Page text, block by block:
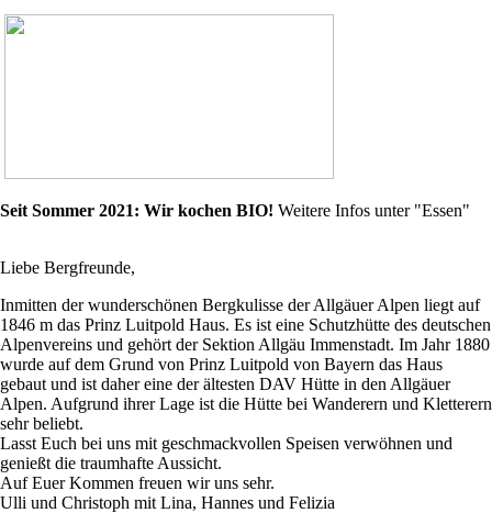
Seit Sommer 2021: Wir kochen BIO! Weitere Infos unter "Essen"
Liebe Bergfreunde,
Inmitten der wunderschönen Bergkulisse der Allgäuer Alpen liegt auf
1846 m das Prinz Luitpold Haus. Es ist eine Schutzhütte des deutschen
Alpenvereins und gehört der Sektion Allgäu Immenstadt. Im Jahr 1880
wurde auf dem Grund von Prinz Luitpold von Bayern das Haus
gebaut und ist daher eine der ältesten DAV Hütte in den Allgäuer
Alpen. Aufgrund ihrer Lage ist die Hütte bei Wanderern und Kletterern
sehr beliebt.
Lasst Euch bei uns mit geschmackvollen Speisen verwöhnen und
genießt die traumhafte Aussicht.
Auf Euer Kommen freuen wir uns sehr.
Ulli und Christoph mit Lina, Hannes und Felizia